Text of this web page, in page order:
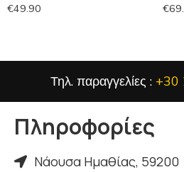
€49.90
€
Τηλ. παραγγελίες : +30
Πληροφορίες
Νάουσα Ημαθίας, 59200